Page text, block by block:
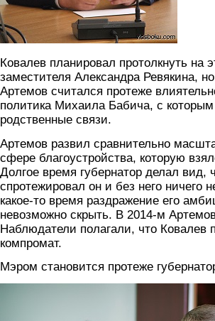
Ковалев планировал протолкнуть на
заместителя Александра Ревякина,
Артемов считался протеже
политика Михаила Бабича, с
родственные связи.
Артемов развил сравнительно
сфере благоустройства, которую
Долгое время губернатор делал вид,
спротежировал он и без него ничего
какое-то время раздражение его
невозможно скрыть. В 2014-м
Наблюдатели полагали, что Ковалев
компромат.
Мэром становится протеже